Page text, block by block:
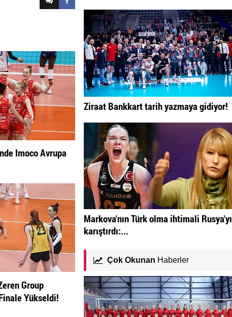
Imoco Avrupa
Group
Yükseldi!
Ziraat Bankkart tarih yazmaya gidiyor!
Markova'nın Türk olma ihtimali Rusya'yı
karıştırdı:...
Çok Okunan Haberler